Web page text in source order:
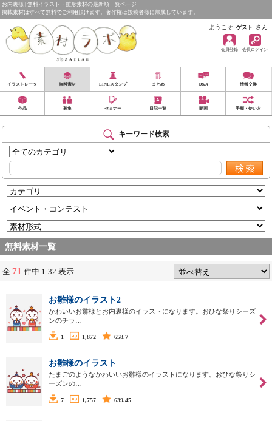
お内裏様 | 無料イラスト・雛形素材の最新順一覧ページ
掲載素材はすべて無料でご利用頂けます。著作権は投稿者様に帰属しています。
ようこそ ゲスト さん
会員登録 会員ログイン
イラストレータ 無料素材 LINEスタンプ まとめ Q&A 情報交換
作品 募集 セミナー 日記一覧 動画 手順・使い方
キーワード検索
無料素材一覧
全 71 件中 1-32 表示
お雛様のイラスト2
かわいいお雛様とお内裏様のイラストになります。おひな祭りシーズ
ンのチラ…
1 1,872 658.7
お雛様のイラスト
たまごのようなかわいいお雛様のイラストになります。おひな祭りシ
ーズンの…
7 1,757 639.45